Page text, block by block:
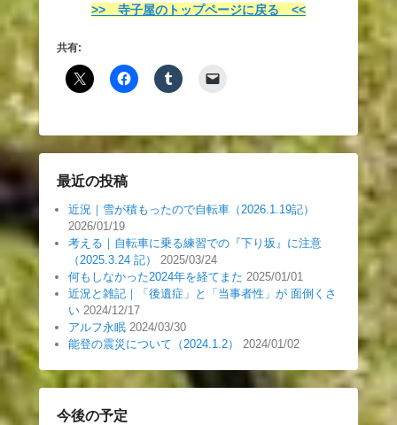
>> 寺子屋のトップページに戻る <<
共有:
最近の投稿
近況｜雪が積もったので自転車（2026.1.19記）
2026/01/19
考える｜自転車に乗る練習での『下り坂』に注意
（2025.3.24 記）
2025/03/24
何もしなかった2024年を経てまた 2025/01/01
近況と雑記｜「後遺症」と「当事者性」が 面倒くさ
い 2024/12/17
アルフ永眠 2024/03/30
能登の震災について（2024.1.2）
2024/01/02
今後の予定